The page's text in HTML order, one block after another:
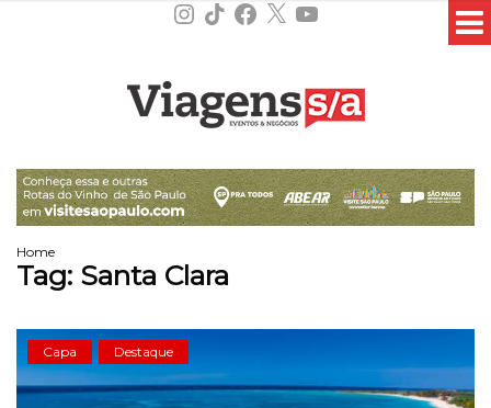
Instagram
TikTokFacebook
X YouTube
Home
Tag: Santa Clara
Capa Destaque